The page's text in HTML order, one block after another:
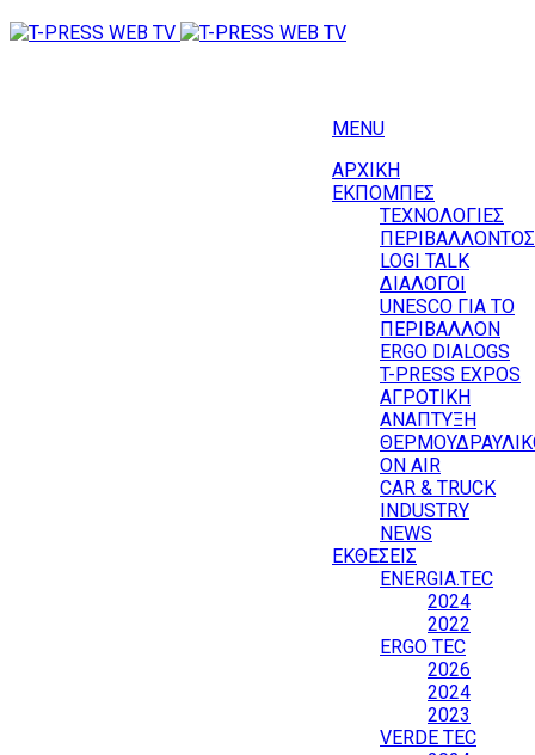
MENU
ΑΡΧΙΚΗ
ΕΚΠΟΜΠΕΣ
ΤΕΧΝΟΛΟΓΙΕΣ
ΠΕΡΙΒΑΛΛΟΝΤΟΣ
LOGI TALK
ΔΙΑΛΟΓΟΙ
UNESCO ΓΙΑ ΤΟ
ΠΕΡΙΒΑΛΛΟΝ
ERGO DIALOGS
T-PRESS EXPOS
ΑΓΡΟΤΙΚΗ
ΑΝΑΠΤΥΞΗ
ΟΝ AIR
CAR & TRUCK
INDUSTRY
NEWS
ΕΚΘΕΣΕΙΣ
ENERGIA.TEC
2024
2022
ERGO TEC
2026
2024
2023
VERDE TEC